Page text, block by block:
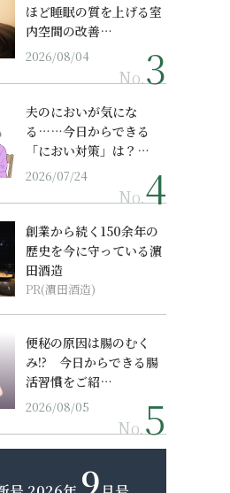
ほど睡眠の質を上げる室
内空間の改善…
2026/08/04
No.
夫のにおいが気にな
る……今日からできる
「におい対策」は？…
2026/07/24
No.
創業から続く150余年の
歴史を今に守っている濵
田酒造
PR(濵田酒造)
便秘の原因は腸のむく
み!? 今日からできる腸
活習慣をご紹…
2026/08/05
No.
9